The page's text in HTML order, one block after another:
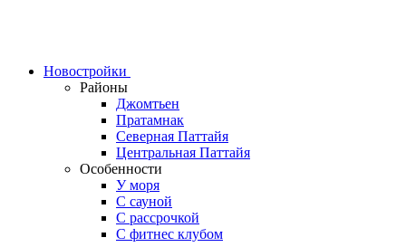
Новостройки
Районы
Джомтьен
Пратамнак
Северная Паттайя
Центральная Паттайя
Особенности
У моря
С сауной
С рассрочкой
С фитнес клубом